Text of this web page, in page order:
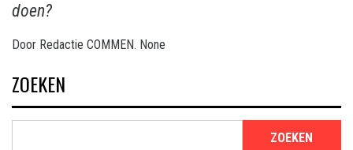
doen?
Door Redactie COMMEN. None
ZOEKEN
ZOEKEN